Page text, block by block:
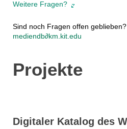
Weitere Fragen?
Sind noch Fragen offen
mediendb∂km.kit.edu
Projekte
Digitaler Katalog des